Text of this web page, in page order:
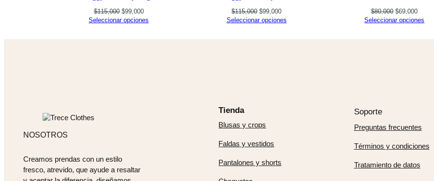
$115,000 Original
price
$99,000Current
price
Seleccionar opciones
$115,000 Original
price
$99,000Current
price
Seleccionar opciones
$80,000 Original
price
$69,000Current
price
Seleccionar opciones
NOSOTROS
Creamos prendas con un estilo
fresco, atrevido, que ayude a resaltar
Tienda
Blusas y crops
Faldas y vestidos
Pantalones y shorts
Soporte
Preguntas frecuentes
Términos y condiciones
Tratamiento de datos